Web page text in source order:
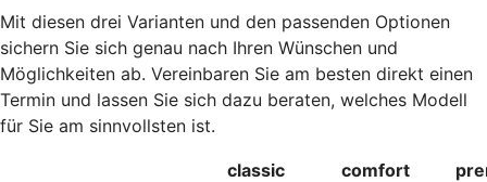
Mit diesen drei Varianten und den passenden Optionen
sichern Sie sich genau nach Ihren Wünschen und
Möglichkeiten ab. Vereinbaren Sie am besten direkt einen
Termin und lassen Sie sich dazu beraten, welches Modell
für Sie am sinnvollsten ist.
classic comfort